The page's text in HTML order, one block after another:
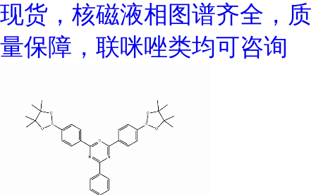
现货，核磁液相图谱齐全，质
量保障，联咪唑类均可咨询